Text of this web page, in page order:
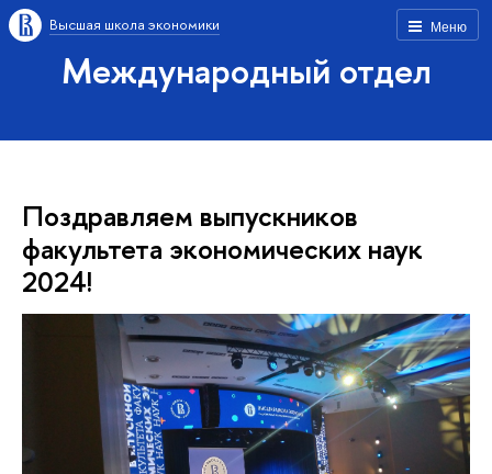
Меню
Высшая школа экономики
Международный отдел
Поздравляем выпускников
факультета экономических наук
2024!